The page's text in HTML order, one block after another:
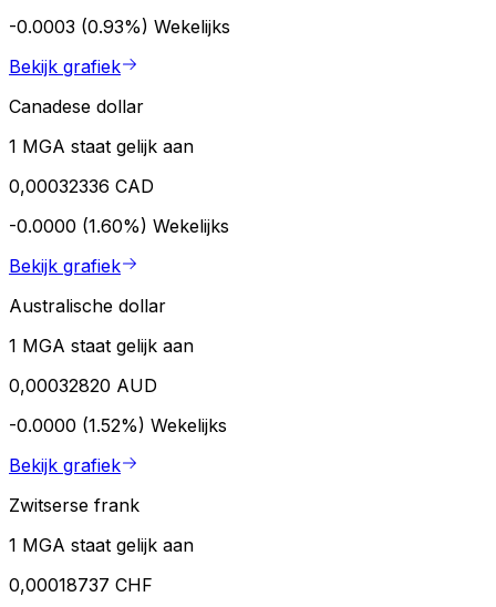
-0.0003 (0.93%) Wekelijks
Bekijk grafiek
Canadese dollar
1 MGA staat gelijk aan
0,00032336 CAD
-0.0000 (1.60%) Wekelijks
Bekijk grafiek
Australische dollar
1 MGA staat gelijk aan
0,00032820 AUD
-0.0000 (1.52%) Wekelijks
Bekijk grafiek
Zwitserse frank
1 MGA staat gelijk aan
0,00018737 CHF